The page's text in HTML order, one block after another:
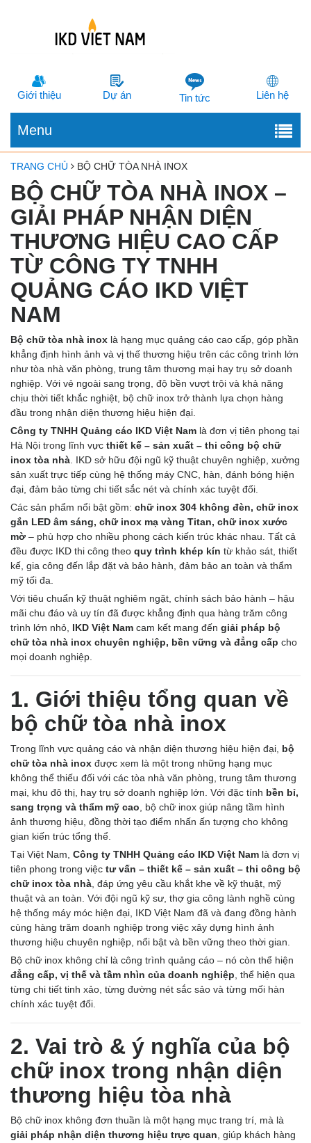
Giới thiệu Dự án Tin tức Liên hệ
Menu
TRANG CHỦ BỘ CHỮ TÒA NHÀ INOX
BỘ CHỮ TÒA NHÀ INOX –
GIẢI PHÁP NHẬN DIỆN
THƯƠNG HIỆU CAO CẤP
TỪ CÔNG TY TNHH
QUẢNG CÁO IKD VIỆT
NAM
Bộ chữ tòa nhà inox là hạng mục quảng cáo cao cấp, góp phần
khẳng định hình ảnh và vị thế thương hiệu trên các công trình lớn
như tòa nhà văn phòng, trung tâm thương mại hay trụ sở doanh
nghiệp. Với vẻ ngoài sang trọng, độ bền vượt trội và khả năng
chịu thời tiết khắc nghiệt, bộ chữ inox trở thành lựa chọn hàng
đầu trong nhận diện thương hiệu hiện đại.
Công ty TNHH Quảng cáo IKD Việt Nam là đơn vị tiên phong tại
Hà Nội trong lĩnh vực thiết kế – sản xuất – thi công bộ chữ
inox tòa nhà . IKD sở hữu đội ngũ kỹ thuật chuyên nghiệp, xưởng
sản xuất trực tiếp cùng hệ thống máy CNC, hàn, đánh bóng hiện
đại, đảm bảo từng chi tiết sắc nét và chính xác tuyệt đối.
Các sản phẩm nổi bật gồm: chữ inox 304 không đèn, chữ inox
gắn LED âm sáng, chữ inox mạ vàng Titan, chữ inox xước
mờ – phù hợp cho nhiều phong cách kiến trúc khác nhau. Tất cả
đều được IKD thi công theo quy trình khép kín từ khảo sát, thiết
kế, gia công đến lắp đặt và bảo hành, đảm bảo an toàn và thẩm
mỹ tối đa.
Với tiêu chuẩn kỹ thuật nghiêm ngặt, chính sách bảo hành – hậu
mãi chu đáo và uy tín đã được khẳng định qua hàng trăm công
trình lớn nhỏ, IKD Việt Nam cam kết mang đến giải pháp bộ
chữ tòa nhà inox chuyên nghiệp, bền vững và đẳng cấp cho
mọi doanh nghiệp.
1. Giới thiệu tổng quan về
bộ chữ tòa nhà inox
Trong lĩnh vực quảng cáo và nhận diện thương hiệu hiện đại, bộ
chữ tòa nhà inox được xem là một trong những hạng mục
không thể thiếu đối với các tòa nhà văn phòng, trung tâm thương
mại, khu đô thị, hay trụ sở doanh nghiệp lớn. Với đặc tính bền bỉ,
sang trọng và thẩm mỹ cao , bộ chữ inox giúp nâng tầm hình
ảnh thương hiệu, đồng thời tạo điểm nhấn ấn tượng cho không
gian kiến trúc tổng thể.
Tại Việt Nam, Công ty TNHH Quảng cáo IKD Việt Nam là đơn vị
tiên phong trong việc tư vấn – thiết kế – sản xuất – thi công bộ
chữ inox tòa nhà , đáp ứng yêu cầu khắt khe về kỹ thuật, mỹ
thuật và an toàn. Với đội ngũ kỹ sư, thợ gia công lành nghề cùng
hệ thống máy móc hiện đại, IKD Việt Nam đã và đang đồng hành
cùng hàng trăm doanh nghiệp trong việc xây dựng hình ảnh
thương hiệu chuyên nghiệp, nổi bật và bền vững theo thời gian.
Bộ chữ inox không chỉ là công trình quảng cáo – nó còn thể hiện
đẳng cấp, vị thế và tầm nhìn của doanh nghiệp , thể hiện qua
từng chi tiết tinh xảo, từng đường nét sắc sảo và từng mối hàn
chính xác tuyệt đối.
2. Vai trò & ý nghĩa của bộ
chữ inox trong nhận diện
thương hiệu tòa nhà
Bộ chữ inox không đơn thuần là một hạng mục trang trí, mà là
giải pháp nhận diện thương hiệu trực quan , giúp khách hàng